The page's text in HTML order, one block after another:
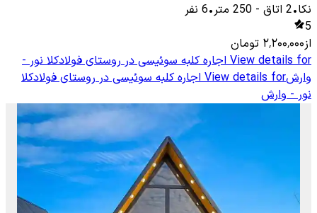
نکا•
2 اتاق -
250 متر•
6 نفر
5
از۲٬۲۰۰٬۰۰۰ تومان
View details for اجاره کلبه سوئیسی در روستای فولادکلا نور -
وارشView details for اجاره کلبه سوئیسی در روستای فولادکلا
نور - وارش